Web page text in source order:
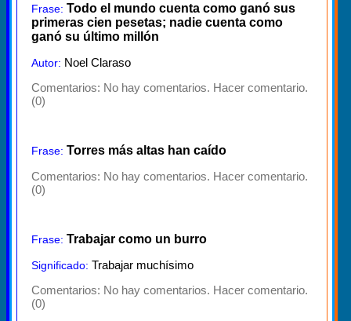
Frase: Todo el mundo cuenta como ganó sus
primeras cien pesetas; nadie cuenta como
ganó su último millón
Autor: Noel Claraso
Comentarios: No hay comentarios. Hacer comentario.
(0)
Frase: Torres más altas han caído
Comentarios: No hay comentarios. Hacer comentario.
(0)
Frase: Trabajar como un burro
Significado: Trabajar muchísimo
Comentarios: No hay comentarios. Hacer comentario.
(0)